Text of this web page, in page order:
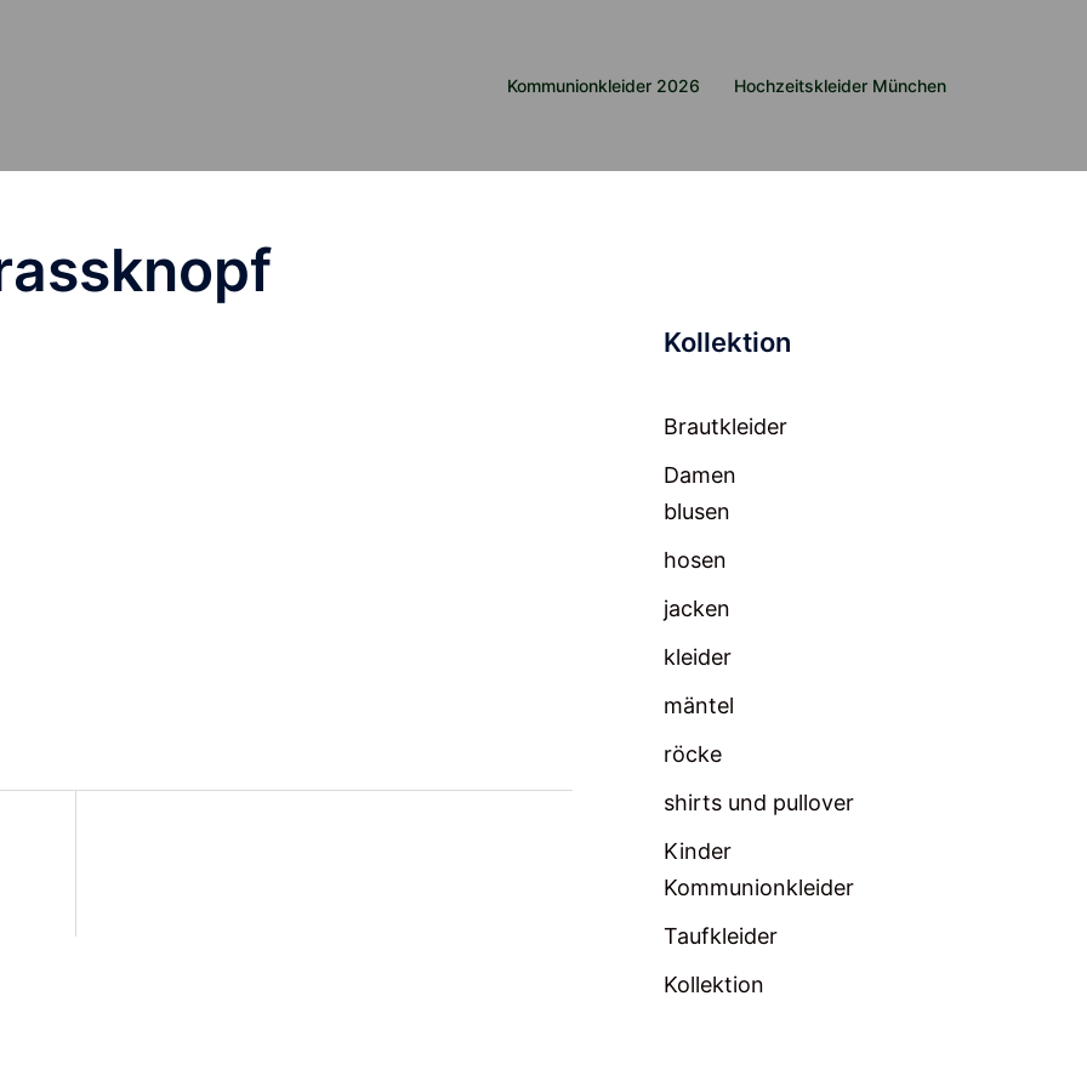
Kommunionkleider 2026 Hochzeitskleider München
Kollektion
Brautkleider
Damen
blusen
hosen
jacken
kleider
mäntel
röcke
shirts und pullover
Kinder
Kommunionkleider
Taufkleider
Kollektion